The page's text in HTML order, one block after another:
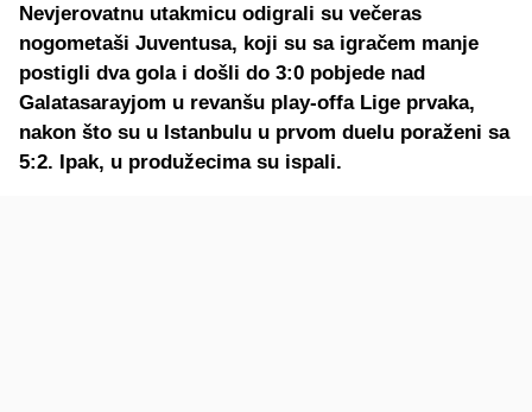
Nevjerovatnu utakmicu odigrali su večeras
nogometaši Juventusa, koji su sa igračem manje
postigli dva gola i došli do 3:0 pobjede nad
Galatasarayjom u revanšu play-offa Lige prvaka,
nakon što su u Istanbulu u prvom duelu poraženi sa
5:2. Ipak, u produžecima su ispali.